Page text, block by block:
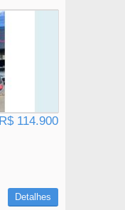
R$ 114.900
Detalhes